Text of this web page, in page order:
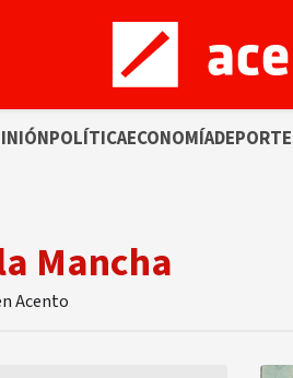
POLÍTICAECONOMÍA
Mancha
Acento